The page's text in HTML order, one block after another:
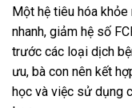
Một hệ tiêu hóa
nhanh, giảm hệ số
trước các loại dịch
ưu, bà con nên kết
học và việc sử dụng